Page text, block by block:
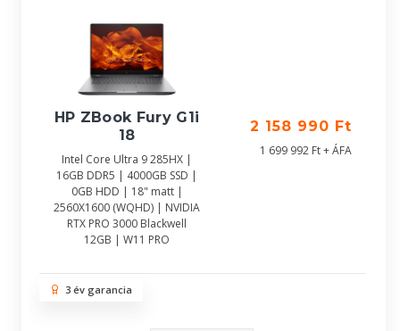
HP ZBook Fury G1i
18
Intel Core Ultra 9 285HX |
16GB DDR5 | 4000GB SSD |
0GB HDD | 18" matt |
2560X1600 (WQHD) | NVIDIA
RTX PRO 3000 Blackwell
12GB | W11 PRO
2 158 990 Ft
1 699 992 Ft + ÁFA
3 év garancia